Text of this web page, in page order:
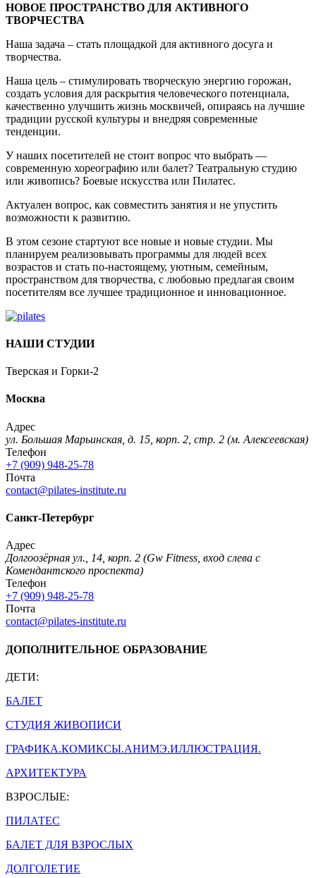
НОВОЕ ПРОСТРАНСТВО ДЛЯ АКТИВНОГО
ТВОРЧЕСТВА
Наша задача – стать площадкой для активного досуга и
творчества.
Наша цель – стимулировать творческую энергию горожан,
создать условия для раскрытия человеческого потенциала,
качественно улучшить жизнь москвичей, опираясь на лучшие
традиции русской культуры и внедряя современные
тенденции.
У наших посетителей не стоит вопрос что выбрать —
современную хореографию или балет? Театральную студию
или живопись? Боевые искусства или Пилатес.
Актуален вопрос, как совместить занятия и не упустить
возможности к развитию.
В этом сезоне стартуют все новые и новые студии. Мы
планируем реализовывать программы для людей всех
возрастов и стать по-настоящему, уютным, семейным,
пространством для творчества, с любовью предлагая своим
посетителям все лучшее традиционное и инновационное.
НАШИ СТУДИИ
Тверская и Горки-2
Москва
Адрес
ул. Большая Марьинская, д. 15, корп. 2, стр. 2 (м. Алексеевская)
Телефон
+7 (909) 948-25-78
Почта
contact@pilates-institute.ru
Санкт-Петербург
Адрес
Долгоозёрная ул., 14, корп. 2 (Gw Fitness, вход слева с
Комендантского проспекта)
Телефон
+7 (909) 948-25-78
Почта
contact@pilates-institute.ru
ДОПОЛНИТЕЛЬНОЕ ОБРАЗОВАНИЕ
ДЕТИ:
БАЛЕТ
СТУДИЯ ЖИВОПИСИ
ГРАФИКА.КОМИКСЫ.АНИМЭ.ИЛЛЮСТРАЦИЯ.
АРХИТЕКТУРА
ВЗРОСЛЫЕ:
ПИЛАТЕС
БАЛЕТ ДЛЯ ВЗРОСЛЫХ
ДОЛГОЛЕТИЕ